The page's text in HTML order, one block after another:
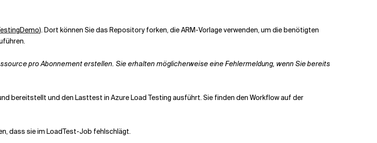
). Dort können Sie das Repository forken, die ARM-Vorlage verwenden, um die benötigten
pro Abonnement erstellen. Sie erhalten möglicherweise eine Fehlermeldung, wenn Sie bereits
bereitstellt und den Lasttest in Azure Load Testing ausführt. Sie finden den Workflow auf der
dass sie im LoadTest-Job fehlschlägt.